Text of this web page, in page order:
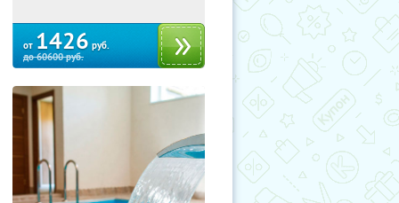
от 1426 руб.
до60600руб.